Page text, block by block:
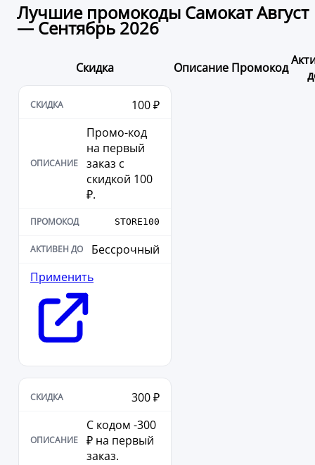
Лучшие промокоды Самокат Август
— Сентябрь 2026
Скидка Описание Промокод
100 ₽
Промо-код
на первый
заказ с
скидкой 100
₽.
STORE100
Бессрочный
Применить
300 ₽
С кодом -300
₽ на первый
заказ.